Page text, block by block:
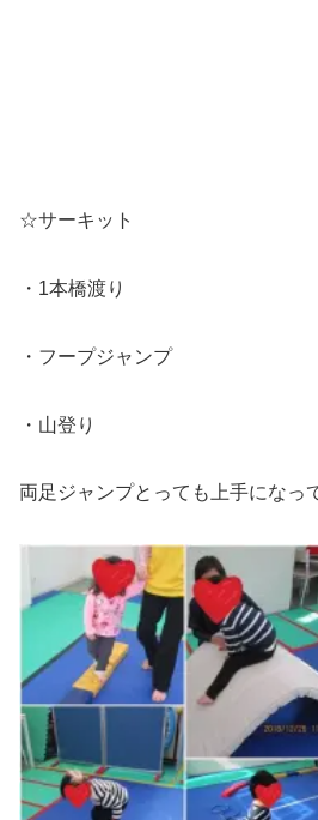
☆サーキット
・1本橋渡り
・フープジャンプ
・山登り
両足ジャンプとっても上手になっ